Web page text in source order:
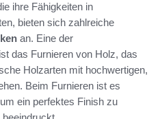
ihre Fähigkeiten in
bieten sich zahlreiche
an. Eine der
das Furnieren von Holz, das
Holzarten mit hochwertigen,
Beim Furnieren ist es
ein perfektes Finish zu